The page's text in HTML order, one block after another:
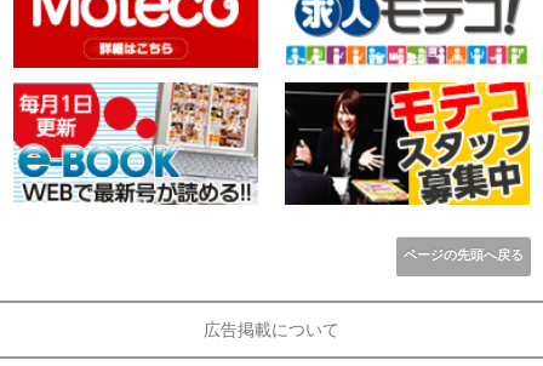
ページの先頭へ戻る
広告掲載について